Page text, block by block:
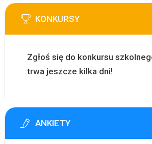
KONKURSY
Zgłoś się do konkursu
trwa jeszcze kilka dni!
ANKIETY